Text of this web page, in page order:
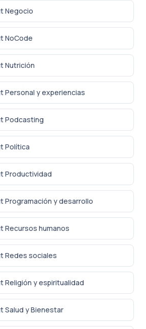
Negocio
NoCode
Nutrición
Personal y experiencias
Podcasting
Política
Productividad
Programación y desarrollo
Recursos humanos
Redes sociales
Religión y espiritualidad
Salud y Bienestar